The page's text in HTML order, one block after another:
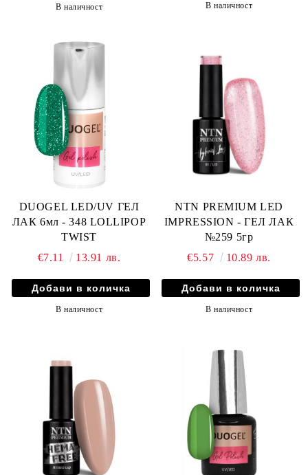
В наличност В наличност
DUOGEL LED/UV ГЕЛ
ЛАК 6мл - 348 LOLLIPOP
TWIST
€7.11
13.91 лв.
В наличност
NTN PREMIUM LED
IMPRESSION - ГЕЛ ЛАК
№259 5гр
€5.57
10.89 лв.
В наличност